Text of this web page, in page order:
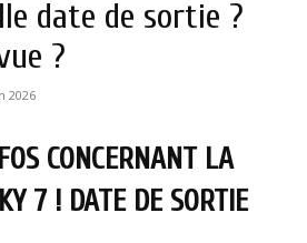
date de sortie ?
?
2026
CONCERNANT LA
7 ! DATE DE SORTIE